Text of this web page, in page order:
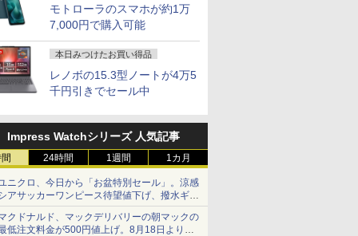
モトローラのスマホが約1万
7,000円で購入可能
本日みつけたお買い得品
レノボの15.3型ノートが4万5
千円引きでセール中
Impress Watchシリーズ 人気記事
24時間 1週間 1カ月
ニクロ、今日から「お盆特別セール」。涼感
アサッカーワンピース待望値下げ、撥水ギア
ョーツは1990円に
クドナルド、マックデリバリーの朝マックの
低注文料金が500円値上げ。8月18日より